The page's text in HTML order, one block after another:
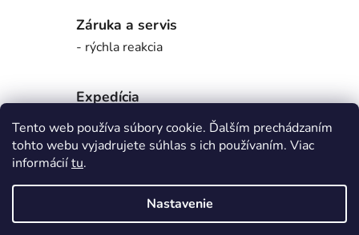
Tento web používa súbory cookie. Ďalším prechádzaním
tohto webu vyjadrujete súhlas s ich používaním. Viac
informáciítu.
Nastavenie
Záruka a servis
- rýchla reakcia
Expedícia
- bez zbytočných čakaní.
Originálna slovenská distribúcia.
- tovar určený pre slovenský trh.